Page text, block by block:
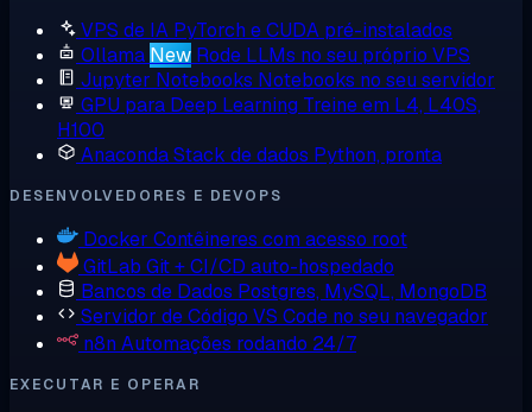
VPS de IA PyTorch e CUDA pré-instalados
Ollama New Rode LLMs no seu próprio VPS
Jupyter Notebooks Notebooks no seu servidor
GPU para Deep Learning Treine em L4, L40S,
H100
AnacondaStack de dados Python, pronta
DESENVOLVEDORES E DEVOPS
Docker Contêineres com acesso root
GitLab Git + CI/CD auto-hospedado
Bancos de Dados Postgres, MySQL, MongoDB
Servidor de Código VS Code no seu navegador
n8n Automações rodando 24/7
EXECUTAR E OPERAR